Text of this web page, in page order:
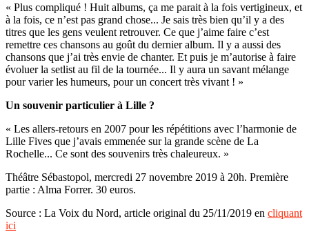
« Plus compliqué ! Huit albums, ça me parait à la fois vertigineux, et
à la fois, ce n’est pas grand chose... Je sais très bien qu’il y a des
titres que les gens veulent retrouver. Ce que j’aime faire c’est
remettre ces chansons au goût du dernier album. Il y a aussi des
chansons que j’ai très envie de chanter. Et puis je m’autorise à faire
évoluer la setlist au fil de la tournée... Il y aura un savant mélange
pour varier les humeurs, pour un concert très vivant ! »
Un souvenir particulier à Lille ?
« Les allers-retours en 2007 pour les répétitions avec l’harmonie de
Lille Fives que j’avais emmenée sur la grande scène de La
Rochelle... Ce sont des souvenirs très chaleureux. »
Théâtre Sébastopol, mercredi 27 novembre 2019 à 20h. Première
partie : Alma Forrer. 30 euros.
Source : La Voix du Nord, article original du 25/11/2019 en cliquant
ici